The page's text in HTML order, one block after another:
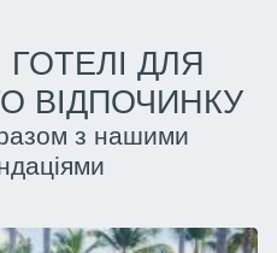
ДЛЯ
ВІДПОЧИНКУ
разом з нашими